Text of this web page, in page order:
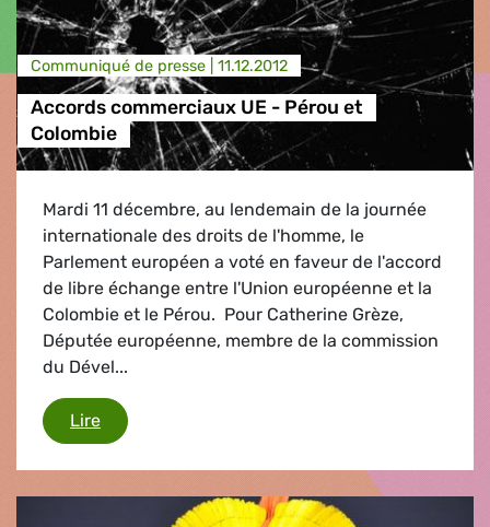
Communiqué de presse | 11.12.2012
Accords commerciaux UE - Pérou et
Colombie
Mardi 11 décembre, au lendemain de la journée
internationale des droits de l'homme, le
Parlement européen a voté en faveur de l'accord
de libre échange entre l'Union européenne et la
Colombie et le Pérou. Pour Catherine Grèze,
Députée européenne, membre de la commission
du Dével...
LireAccords commerciaux UE - Pérou et Colombie